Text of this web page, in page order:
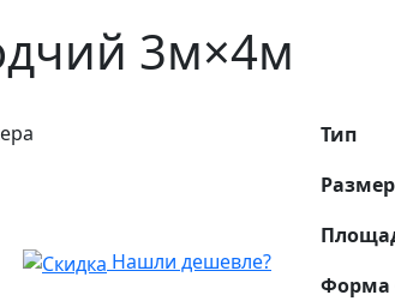
3м×4м
Нашли дешевле?
Тип
Размер
Форма